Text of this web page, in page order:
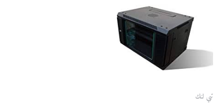
تبي لنك